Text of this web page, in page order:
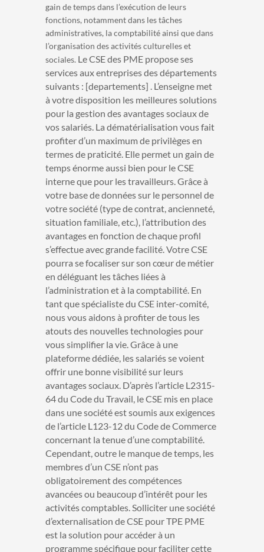
gain de temps dans l’exécution de leurs
fonctions, notamment dans les tâches
administratives, la comptabilité ainsi que dans
l’organisation des activités culturelles et
sociales. Le CSE des PME propose ses
services aux entreprises des départements
suivants : [departements] . L’enseigne met
à votre disposition les meilleures solutions
pour la gestion des avantages sociaux de
vos salariés. La dématérialisation vous fait
profiter d’un maximum de privilèges en
termes de praticité. Elle permet un gain de
temps énorme aussi bien pour le CSE
interne que pour les travailleurs. Grâce à
votre base de données sur le personnel de
votre société (type de contrat, ancienneté,
situation familiale, etc.), l’attribution des
avantages en fonction de chaque profil
s’effectue avec grande facilité. Votre CSE
pourra se focaliser sur son cœur de métier
en déléguant les tâches liées à
l’administration et à la comptabilité. En
tant que spécialiste du CSE inter-comité,
nous vous aidons à profiter de tous les
atouts des nouvelles technologies pour
vous simplifier la vie. Grâce à une
plateforme dédiée, les salariés se voient
offrir une bonne visibilité sur leurs
avantages sociaux. D’après l’article L2315-
64 du Code du Travail, le CSE mis en place
dans une société est soumis aux exigences
de l’article L123-12 du Code de Commerce
concernant la tenue d’une comptabilité.
Cependant, outre le manque de temps, les
membres d’un CSE n’ont pas
obligatoirement des compétences
avancées ou beaucoup d’intérêt pour les
activités comptables. Solliciter une société
d’externalisation de CSE pour TPE PME
est la solution pour accéder à un
programme spécifique pour faciliter cette